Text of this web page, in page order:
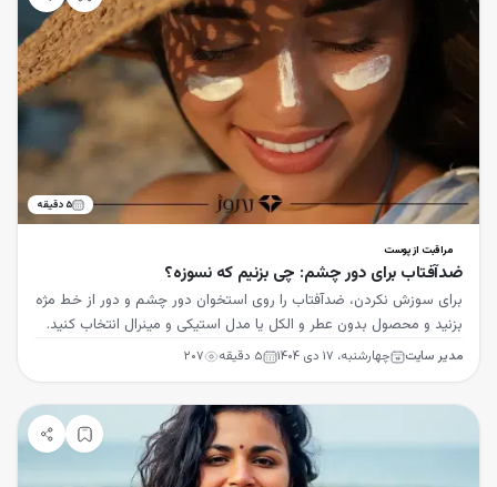
۵دقیقه
مراقبت از پوست
ضدآفتاب برای دور چشم: چی بزنیم که نسوزه؟
برای سوزش نکردن، ضدآفتاب را روی استخوان دور چشم و دور از خط مژه
بزنید و محصول بدون عطر و الکل یا مدل استیکی و مینرال انتخاب کنید.
مدیر سایت چهارشنبه، ۱۷ دی ۱۴۰۴ ۵ دقیقه ۲۰۷